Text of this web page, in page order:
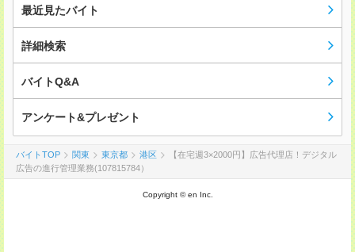
最近見たバイト
詳細検索
バイトQ&A
アンケート&プレゼント
バイトTOP 関東 東京都 港区
【在宅週3×2000円】広告代理店！デジタル
広告の進行管理業務(107815784）
Copyright © en Inc.